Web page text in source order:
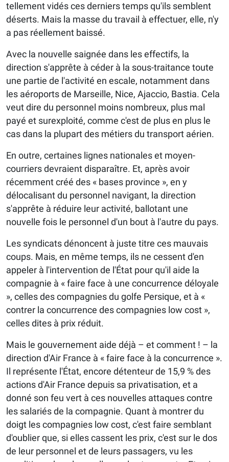
tellement vidés ces derniers temps qu'ils semblent
déserts. Mais la masse du travail à effectuer, elle, n'y
a pas réellement baissé.
Avec la nouvelle saignée dans les effectifs, la
direction s'apprête à céder à la sous-traitance toute
une partie de l'activité en escale, notamment dans
les aéroports de Marseille, Nice, Ajaccio, Bastia. Cela
veut dire du personnel moins nombreux, plus mal
payé et surexploité, comme c'est de plus en plus le
cas dans la plupart des métiers du transport aérien.
En outre, certaines lignes nationales et moyen-
courriers devraient disparaître. Et, après avoir
récemment créé des « bases province », en y
délocalisant du personnel navigant, la direction
s'apprête à réduire leur activité, ballotant une
nouvelle fois le personnel d'un bout à l'autre du pays.
Les syndicats dénoncent à juste titre ces mauvais
coups. Mais, en même temps, ils ne cessent d'en
appeler à l'intervention de l'État pour qu'il aide la
compagnie à « faire face à une concurrence déloyale
», celles des compagnies du golfe Persique, et à «
contrer la concurrence des compagnies low cost »,
celles dites à prix réduit.
Mais le gouvernement aide déjà – et comment ! – la
direction d'Air France à « faire face à la concurrence ».
Il représente l'État, encore détenteur de 15,9 % des
actions d'Air France depuis sa privatisation, et a
donné son feu vert à ces nouvelles attaques contre
les salariés de la compagnie. Quant à montrer du
doigt les compagnies low cost, c'est faire semblant
d'oublier que, si elles cassent les prix, c'est sur le dos
de leur personnel et de leurs passagers, vu les